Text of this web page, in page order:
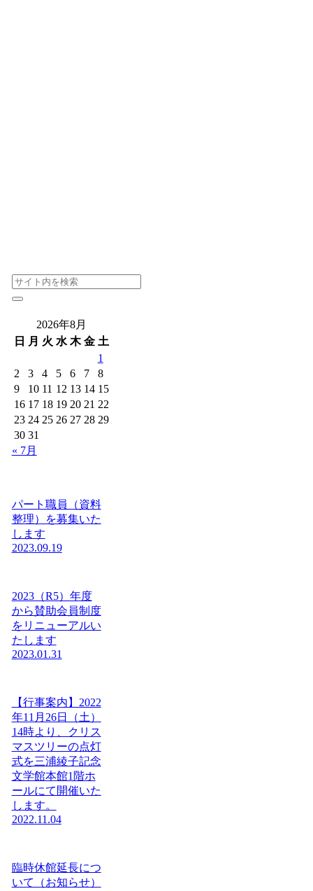
2026年8月
日
月 火 水 木 金 土
1
2
3 4 5 6 7
8
9
10 11 12 13 14 15
16 17 18 19 20 21 22
23 24 25 26 27 28 29
30 31
« 7月
パート職員（資料
整理）を募集いた
します
2023.09.19
2023（R5）年度
から賛助会員制度
をリニューアルい
たします
2023.01.31
【行事案内】2022
年11月26日（土）
14時より、クリス
マスツリーの点灯
式を三浦綾子記念
文学館本館1階ホ
ールにて開催いた
します。
2022.11.04
臨時休館延長につ
いて（お知らせ）